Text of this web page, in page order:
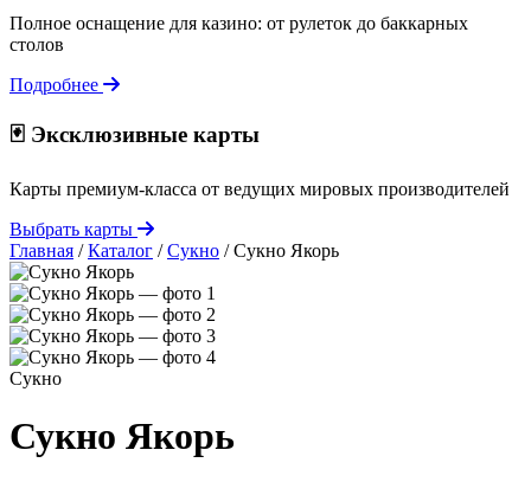
Полное оснащение для казино: от рулеток до баккарных
столов
Подробнее
🃏 Эксклюзивные карты
Карты премиум-класса от ведущих мировых производителей
Выбрать карты
Главная / Каталог / Сукно / Сукно Якорь
Сукно
Сукно Якорь